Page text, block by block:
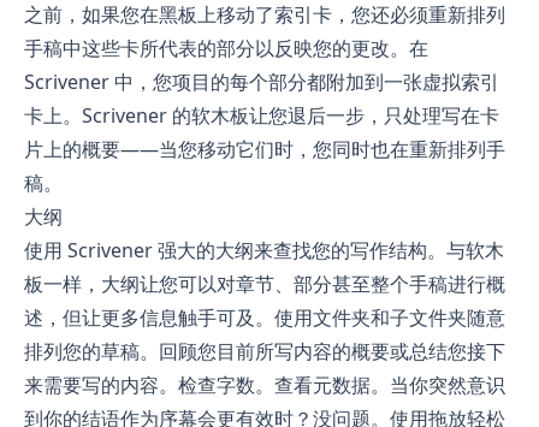
之前，如果您在黑板上移动了索引卡，您还必须重新排列
手稿中这些卡所代表的部分以反映您的更改。在
Scrivener 中，您项目的每个部分都附加到一张虚拟索引
卡上。Scrivener 的软木板让您退后一步，只处理写在卡
片上的概要——当您移动它们时，您同时也在重新排列手
稿。
大纲
使用 Scrivener 强大的大纲来查找您的写作结构。与软木
板一样，大纲让您可以对章节、部分甚至整个手稿进行概
述，但让更多信息触手可及。使用文件夹和子文件夹随意
排列您的草稿。回顾您目前所写内容的概要或总结您接下
来需要写的内容。检查字数。查看元数据。当你突然意识
到你的结语作为序幕会更有效时？没问题。使用拖放轻松